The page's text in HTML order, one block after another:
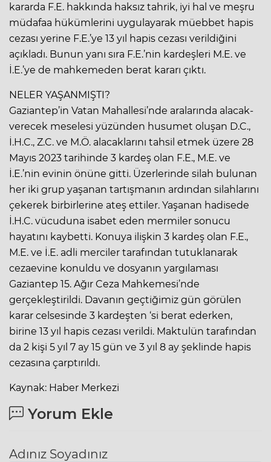
kararda F.E. hakkında haksız tahrik, iyi hal ve meşru
müdafaa hükümlerini uygulayarak müebbet hapis
cezası yerine F.E.’ye 13 yıl hapis cezası verildiğini
açıkladı. Bunun yanı sıra F.E.’nin kardeşleri M.E. ve
İ.E.’ye de mahkemeden berat kararı çıktı.
NELER YAŞANMIŞTI?
Gaziantep’in Vatan Mahallesi’nde aralarında alacak-
verecek meselesi yüzünden husumet oluşan D.C.,
İ.H.C., Z.C. ve M.Ö. alacaklarını tahsil etmek üzere 28
Mayıs 2023 tarihinde 3 kardeş olan F.E., M.E. ve
İ.E.’nin evinin önüne gitti. Üzerlerinde silah bulunan
her iki grup yaşanan tartışmanın ardından silahlarını
çekerek birbirlerine ateş ettiler. Yaşanan hadisede
İ.H.C. vücuduna isabet eden mermiler sonucu
hayatını kaybetti. Konuya ilişkin 3 kardeş olan F.E.,
M.E. ve İ.E. adli merciler tarafından tutuklanarak
cezaevine konuldu ve dosyanın yargılaması
Gaziantep 15. Ağır Ceza Mahkemesi’nde
gerçekleştirildi. Davanın geçtiğimiz gün görülen
karar celsesinde 3 kardeşten ‘si berat ederken,
birine 13 yıl hapis cezası verildi. Maktulün tarafından
da 2 kişi 5 yıl 7 ay 15 gün ve 3 yıl 8 ay şeklinde hapis
cezasına çarptırıldı.
Kaynak: Haber Merkezi
Yorum Ekle
Adınız Soyadınız